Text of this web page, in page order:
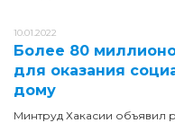
10.01.2022
Более 80
для оказания
дому
Минтруд Хакасии объявил